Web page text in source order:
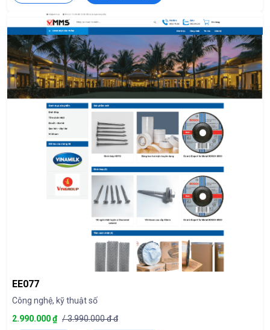
EE077
Công nghệ, kỹ thuật số
2.990.000 ₫ / 3.990.000 đ đ